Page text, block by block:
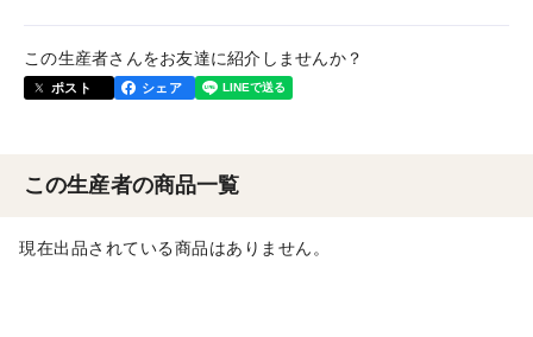
この生産者さんをお友達に紹介しませんか？
ポスト シェア
この生産者の商品一覧
現在出品されている商品はありません。